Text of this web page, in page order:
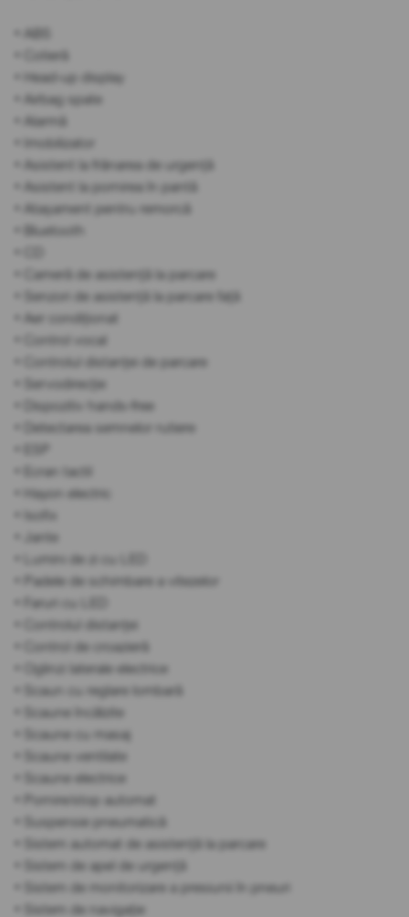
• ABS
• Cotieră
• Head-up display
• Airbag spate
• Alarmă
• Imobilizator
• Asistent la frânarea de urgență
• Asistent la pornirea în pantă
• Atașament pentru remorcă
• Bluetooth
• Cameră de asistență la parcare
• Senzori de asistență la parcare față
• Aer condiționat
• Control vocal
• Controlul distanței de parcare
• Servodirecție
• Dispozitiv hands-free
• Detectarea semnelor rutiere
• Ecran tactil
• Hayon electric
• Isofix
• Jante
• Lumini de zi cu LED
• Padele de schimbare a vitezelor
• Faruri cu LED
• Controlul distanței
• Control de croazieră
• Oglinzi laterale electrice
• Scaun cu reglare lombară
• Scaune încălzite
• Scaune cu masaj
• Scaune ventilate
• Scaune electrice
• Pornire/stop automat
• Suspensie pneumatică
• Sistem automat de asistență la parcare
• Sistem de apel de urgență
• Sistem de monitorizare a presiunii în pneuri
• Sistem de navigație